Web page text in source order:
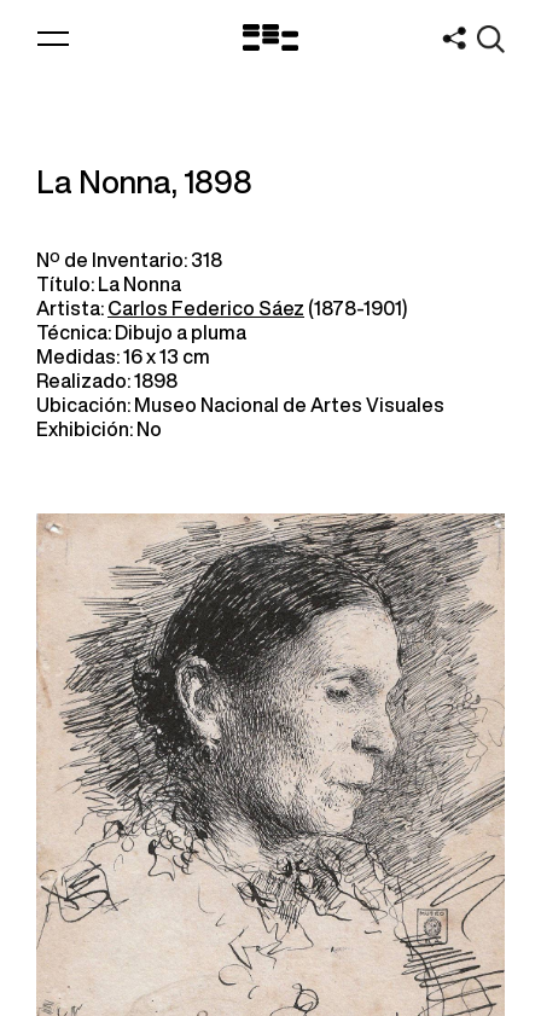
Logo
La Nonna, 1898
Nº de Inventario: 318
Título: La Nonna
Artista: Carlos Federico Sáez (1878-1901)
Técnica: Dibujo a pluma
Medidas: 16 x 13 cm
Realizado: 1898
Ubicación: Museo Nacional de Artes Visuales
Exhibición: No